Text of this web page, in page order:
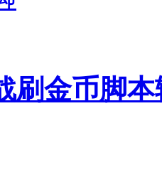
刷金币脚本